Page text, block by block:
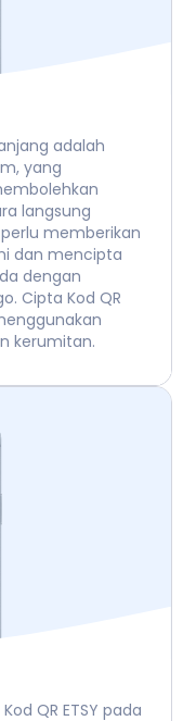
adalah
yang
langsung
memberikan
dan mencipta
dengan
Cipta Kod QR
kerumitan.
QR ETSY pada